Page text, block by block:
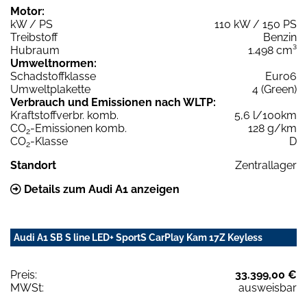
Motor:
kW / PS
110 kW / 150 PS
Treibstoff
Benzin
Hubraum
1.498 cm³
Umweltnormen:
Schadstoffklasse
Euro6
Umweltplakette
4 (Green)
Verbrauch und Emissionen nach WLTP:
Kraftstoffverbr. komb.
5,6 l/100km
CO2-Emissionen komb.
128 g/km
CO2-Klasse
D
Standort
Zentrallager
Details zum Audi A1 anzeigen
Audi A1 SB S line LED+ SportS CarPlay Kam 17Z Keyless
Preis:
33.399,00 €
MWSt:
ausweisbar